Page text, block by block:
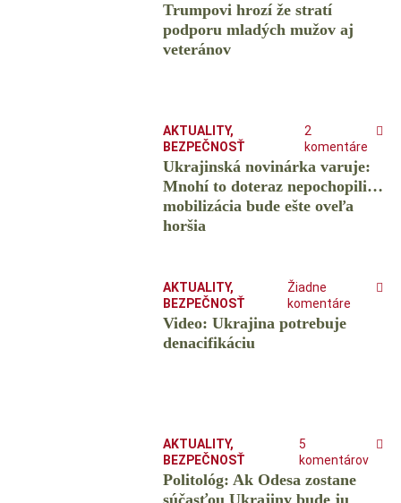
Trumpovi hrozí že stratí
podporu mladých mužov aj
veteránov
AKTUALITY,
BEZPEČNOSŤ
2
komentáre
Ukrajinská novinárka varuje:
Mnohí to doteraz nepochopili…
mobilizácia bude ešte oveľa
horšia
AKTUALITY,
BEZPEČNOSŤ
Žiadne
komentáre
Video: Ukrajina potrebuje
denacifikáciu
AKTUALITY,
BEZPEČNOSŤ
5
komentárov
Politológ: Ak Odesa zostane